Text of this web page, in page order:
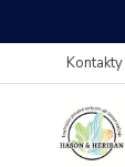
Kontakty